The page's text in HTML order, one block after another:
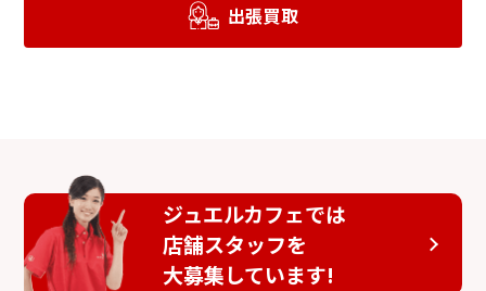
出張買取
ジュエルカフェでは
店舗スタッフを
大募集しています!